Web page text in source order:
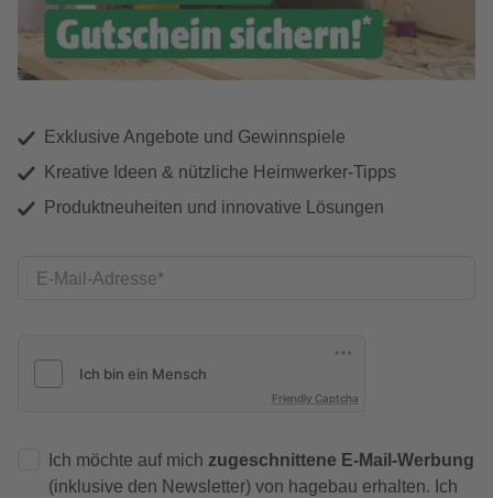
Exklusive Angebote und Gewinnspiele
Kreative Ideen & nützliche Heimwerker-Tipps
Produktneuheiten und innovative Lösungen
E-Mail-Adresse
Friendly Captcha
Ich möchte auf mich zugeschnittene E-Mail-Werbung
(inklusive den Newsletter) von hagebau erhalten. Ich